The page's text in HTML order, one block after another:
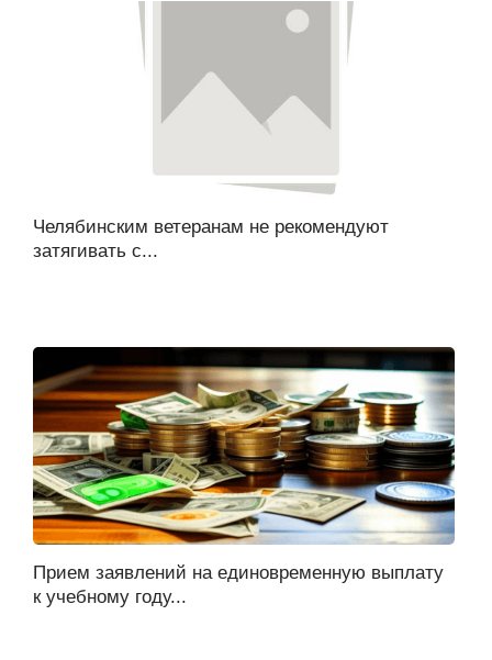
Челябинским ветеранам не рекомендуют
затягивать с...
Прием заявлений на единовременную выплату
к учебному году...